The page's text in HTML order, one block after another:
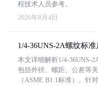
程技术人员参考。
2026年8月4日
1/4-36UNS-2A螺纹标
本文详细解析1/4-36UNS-
包括外径、螺距、公差等
（ASME B1.1标准）。针